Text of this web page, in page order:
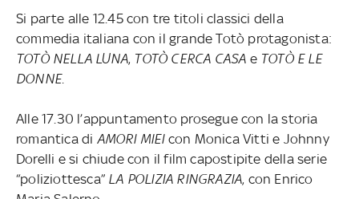
Si parte alle 12.45 con tre titoli classici della
commedia italiana con il grande Totò protagonista:
TOTÒ NELLA LUNA, TOTÒ CERCA CASA e TOTÒ E LE
DONNE.
Alle 17.30 l’appuntamento prosegue con la storia
romantica di AMORI MIEI con Monica Vitti e Johnny
Dorelli e si chiude con il film capostipite della serie
“poliziottesca” LA POLIZIA RINGRAZIA, con Enrico